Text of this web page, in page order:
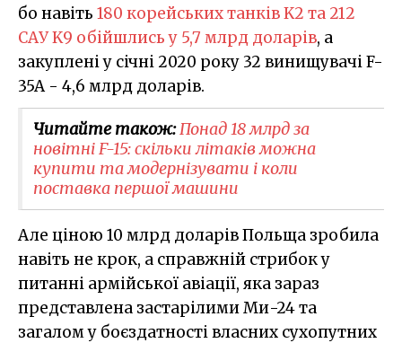
бо навіть 180 корейських танків K2 та 212
САУ K9 обійшлись у 5,7 млрд доларів, а
закуплені у січні 2020 року 32 винищувачі F-
35A - 4,6 млрд доларів.
Читайте також:Понад 18 млрд за
новітні F-15: скільки літаків можна
купити та модернізувати і коли
поставка першої машини
Але ціною 10 млрд доларів Польща зробила
навіть не крок, а справжній стрибок у
питанні армійської авіації, яка зараз
представлена застарілими Ми-24 та
загалом у боєздатності власних сухопутних